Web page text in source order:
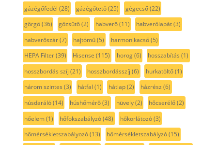
gázégőfedél (28) gázégőtető(25) gégecső(22)
görgő(36) gőzsütő(2) habverő(11) habverőlapát(3)
habverőszár(7) hajtómű(5) harmonikacső(5)
HEPA Filter(39) Hisense (115) horog(6) hosszabítás (1)
hosszbordás szíj (21) hosszbordásszíj (6) hurkatöltő(1)
három szintes (3) hátfal (1) hátlap(2) házrész (6)
húsdaráló(14) húshőmérő(3) hüvely(2) hőcserélő(2)
hőelem(1) hőfokszabályzó(48) hőkorlátozó(3)
hőmérsékletszabályozó(13) hőmérsékletszabályzó(15)